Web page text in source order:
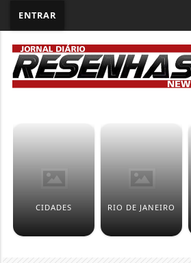
ENTRAR
CIDADES RIO DE JANEIRO